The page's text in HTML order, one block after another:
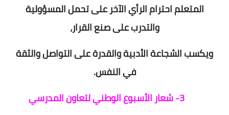
المتعلم احترام الرأي الآخر على تحمل المسؤولية
والتدرب على صنع القرار،
ويكسب الشجاعة الأدبية والقدرة على التواصل والثقة
في النفس.
3- شعار الأسبوع الوطني لتعاون المدرسي